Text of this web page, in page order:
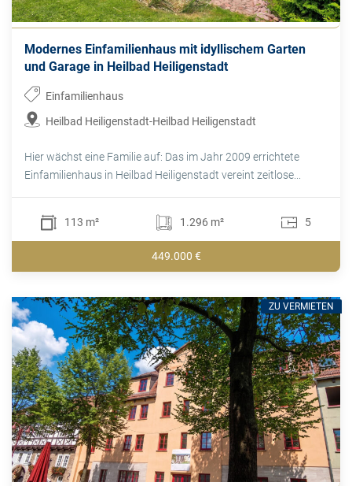
Modernes Einfamilienhaus mit idyllischem Garten
und Garage in Heilbad Heiligenstadt
Einfamilienhaus
Heilbad Heiligenstadt-Heilbad Heiligenstadt
Hier wächst eine Familie auf: Das im Jahr 2009 errichtete
Einfamilienhaus in Heilbad Heiligenstadt vereint zeitlose...
113 m² 1.296 m² 5
449.000 €
ZU VERMIETEN